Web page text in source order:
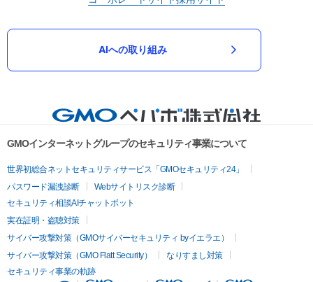
AIへの取り組み
GMOインターネットグループのセキュリティ事業について
世界初総合ネットセキュリティサービス「GMOセキュリティ24」
パスワード漏洩診断
Webサイトリスク診断
セキュリティ相談AIチャットボット
実在証明・盗聴対策
サイバー攻撃対策（GMOサイバーセキュリティ byイエラエ）
サイバー攻撃対策（GMO Flatt Security）
なりすまし対策
セキュリティ事業の軌跡